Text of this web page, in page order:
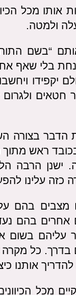
מכל
ולמטה.
“בשם
בלי שאף
יקפידו
חטאים
הדבר בצורה
ראש
ישנן הרבה
עלינו
מצבים בהם
אחרים בהם
עליהם בשום
כל מקרה
אותנו
מכל